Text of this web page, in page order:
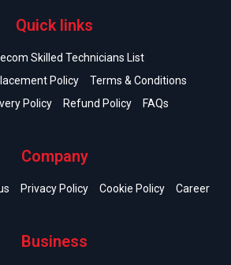
Quick links
Skilled Technicians List
Policy
Terms & Conditions
Policy
Refund Policy FAQs
Company
Privacy Policy Cookie Policy Career
Business